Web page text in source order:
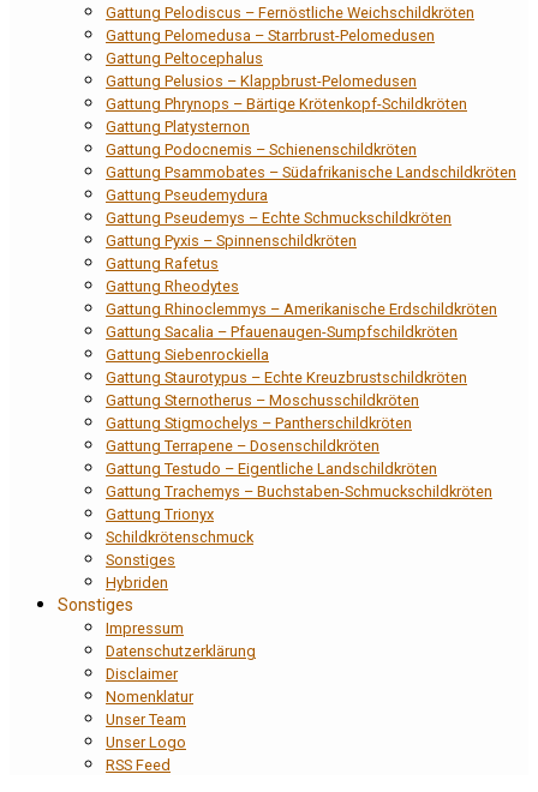
Gattung Pelodiscus – Fernöstliche Weichschildkröten
Gattung Pelomedusa – Starrbrust-Pelomedusen
Gattung Peltocephalus
Gattung Pelusios – Klappbrust-Pelomedusen
Gattung Phrynops – Bärtige Krötenkopf-Schildkröten
Gattung Platysternon
Gattung Podocnemis – Schienenschildkröten
Gattung Psammobates – Südafrikanische Landschildkröten
Gattung Pseudemydura
Gattung Pseudemys – Echte Schmuckschildkröten
Gattung Pyxis – Spinnenschildkröten
Gattung Rafetus
Gattung Rheodytes
Gattung Rhinoclemmys – Amerikanische Erdschildkröten
Gattung Sacalia – Pfauenaugen-Sumpfschildkröten
Gattung Siebenrockiella
Gattung Staurotypus – Echte Kreuzbrustschildkröten
Gattung Sternotherus – Moschusschildkröten
Gattung Stigmochelys – Pantherschildkröten
Gattung Terrapene – Dosenschildkröten
Gattung Testudo – Eigentliche Landschildkröten
Gattung Trachemys – Buchstaben-Schmuckschildkröten
Gattung Trionyx
Schildkrötenschmuck
Sonstiges
Hybriden
Sonstiges
Impressum
Datenschutzerklärung
Disclaimer
Nomenklatur
Unser Team
Unser Logo
RSS Feed